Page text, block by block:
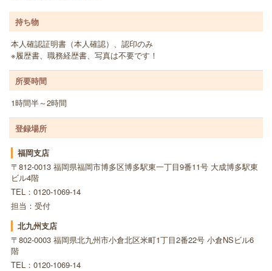
持ち物
本人確認証明書（本人確認）、認印のみ
※履歴書、職務経歴書、写真は不要です！
所要時間
1時間半～2時間
登録場所
福岡支店
〒812-0013 福岡県福岡市博多区博多駅東一丁目9番11号 大成博多駅東
ビル4階
TEL：0120-1069-14
担当：受付
北九州支店
〒802-0003 福岡県北九州市小倉北区米町1丁目2番22号 小倉NSビル6
階
TEL：0120-1069-14